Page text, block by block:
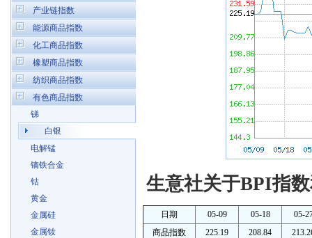
产业链指数
能源商品指数
化工商品指数
橡塑商品指数
纺织商品指数
有色商品指数
锑
白银
电解锰
镝铁合金
钴
黄金
金属硅
金属钕
生意社关于BPI指
日期 05-09 05-18
05-
商品指数
225.19 208.84